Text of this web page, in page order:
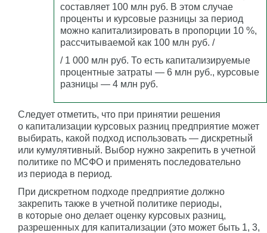
составляет 100 млн руб. В этом случае
проценты и курсовые разницы за период
можно капитализировать в пропорции 10 %,
рассчитываемой как 100 млн руб. /
/ 1 000 млн руб. То есть капитализируемые
процентные затраты — 6 млн руб., курсовые
разницы — 4 млн руб.
Следует отметить, что при принятии решения
о капитализации курсовых разниц предприятие может
выбирать, какой подход использовать — дискретный
или кумулятивный. Выбор нужно закрепить в учетной
политике по МСФО и применять последовательно
из периода в период.
При дискретном подходе предприятие должно
закрепить также в учетной политике периоды,
в которые оно делает оценку курсовых разниц,
разрешенных для капитализации (это может быть 1, 3,